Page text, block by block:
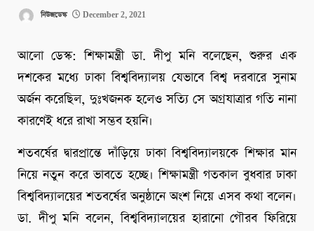
নিউজডেস্ক December 2, 2021
আলো ডেস্ক: শিক্ষামন্ত্রী ডা. দীপু মনি বলেছেন, শুরুর এক
দশকের মধ্যে ঢাকা বিশ্ববিদ্যালয় যেভাবে বিশ্ব দরবারে সুনাম
অর্জন করেছিল, দুঃখজনক হলেও সত্যি সে অগ্রযাত্রার গতি নানা
কারণেই ধরে রাখা সম্ভব হয়নি।
শতবর্ষের দ্বারপ্রান্তে দাঁড়িয়ে ঢাকা বিশ্ববিদ্যালয়কে শিক্ষার মান
নিয়ে নতুন করে ভাবতে হচ্ছে। শিক্ষামন্ত্রী গতকাল বুধবার ঢাকা
বিশ্ববিদ্যালয়ের শতবর্ষের অনুষ্ঠানে অংশ নিয়ে এসব কথা বলেন।
ডা. দীপু মনি বলেন, বিশ্ববিদ্যালয়ের হারানো গৌরব ফিরিয়ে